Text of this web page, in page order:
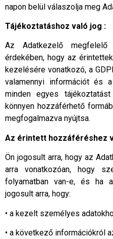
napon belül válaszolja meg
Tájékoztatáshoz való jog :
Az Adatkezelő
érdekében, hogy az
kezelésére vonatkozó, a
valamennyi információt és
minden egyes
könnyen hozzáférhető
megfogalmazva nyújtsa.
Az érintett hozzáféréshez
Ön jogosult arra, hogy az
arra vonatkozóan, hogy
folyamatban van-e, és ha
jogosult arra, hogy:
• a kezelt személyes
• a következő információkról